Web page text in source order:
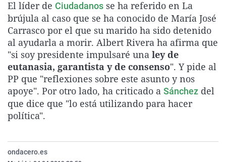
La rosa de los vientos
Gente viajera
Como el perro y el
Caso
Retornados
Equipo de
Operación Viuda
Extremadura
Galicia
La Rioja
Navarra
País Vasco
Virales
Televisión
Elecciones
El líder de Ciudadanos se ha referido en La
brújula al caso que se ha conocido de María José
Carrasco por el que su marido ha sido detenido
al ayudarla a morir. Albert Rivera ha afirma que
"si soy presidente impulsaré una ley de
eutanasia, garantista y de consenso". Y pide al
PP que "reflexiones sobre este asunto y nos
apoye". Por otro lado, ha criticado a Sánchez del
que dice que "lo está utilizando para hacer
política".
ondacero.es